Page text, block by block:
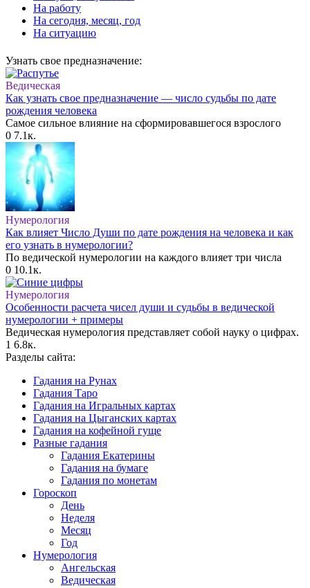
На работу
На сегодня, месяц, год
На ситуацию
Узнать свое предназначение:
Ведическая
Как узнать свое предназначение — число судьбы по дате
рождения человека
Самое сильное влияние на сформировавшегося взрослого
0 7.1к.
Нумерология
Как влияет Число Души по дате рождения на человека и как
его узнать в нумерологии?
По ведической нумерологии на каждого влияет три числа
0 10.1к.
Нумерология
Особенности расчета чисел души и судьбы в ведической
нумерологии + примеры
Ведическая нумерология представляет собой науку о цифрах.
1 6.8к.
Разделы сайта:
Гадания на Рунах
Гадания Таро
Гадания на Игральных картах
Гадания на Цыганских картах
Гадания на кофейной гуще
Разные гадания
Гадания Екатерины
Гадания на бумаге
Гадания по монетам
Гороскоп
День
Неделя
Месяц
Год
Нумерология
Ангельская
Ведическая